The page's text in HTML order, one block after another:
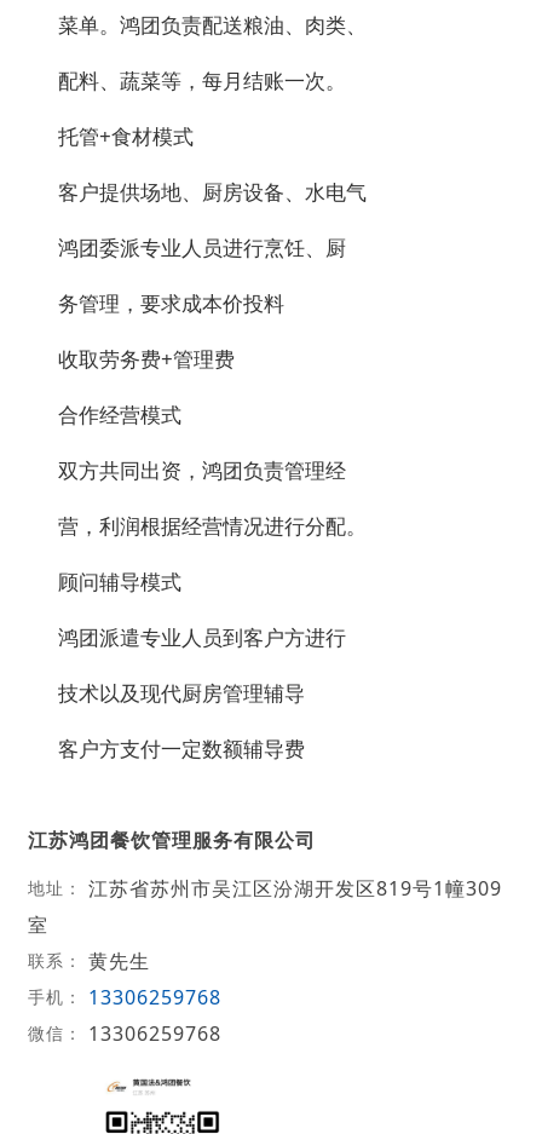
菜单。鸿团负责配送粮油、肉类、
配料、蔬菜等，每月结账一次。
托管+食材模式
客户提供场地、厨房设备、水电气
鸿团委派专业人员进行烹饪、厨
务管理，要求成本价投料
收取劳务费+管理费
合作经营模式
双方共同出资，鸿团负责管理经
营，利润根据经营情况进行分配。
顾问辅导模式
鸿团派遣专业人员到客户方进行
技术以及现代厨房管理辅导
客户方支付一定数额辅导费
江苏鸿团餐饮管理服务有限公司
地址：
江苏省苏州市吴江区汾湖开发区819号1幢309
室
联系： 黄先生
手机： 13306259768
微信： 13306259768